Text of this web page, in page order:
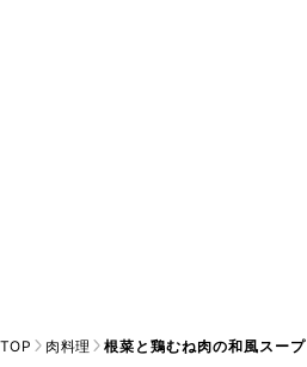
TOP 肉料理 根菜と鶏むね肉の和風スープ